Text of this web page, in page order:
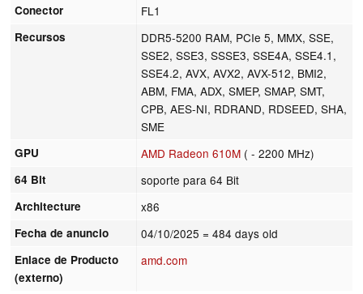
Conector FL1
Recursos
DDR5-5200 RAM, PCIe 5, MMX, SSE,
SSE2, SSE3, SSSE3, SSE4A, SSE4.1,
SSE4.2, AVX, AVX2, AVX-512, BMI2,
ABM, FMA, ADX, SMEP, SMAP, SMT,
CPB, AES-NI, RDRAND, RDSEED, SHA,
SME
GPU AMD Radeon 610M ( - 2200 MHz)
64 Bit soporte para 64 Bit
Architecture x86
Fecha de anuncio 04/10/2025 = 484 days old
Enlace de Producto
(externo)
amd.com